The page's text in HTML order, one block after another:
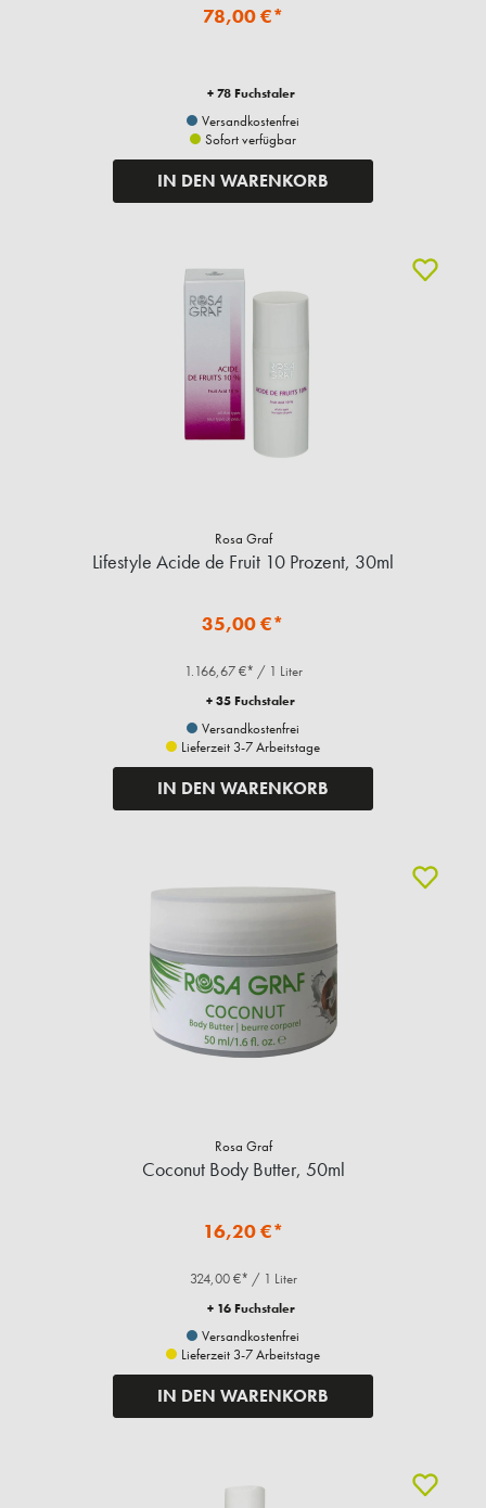
78,00 €*
+ 78 Fuchstaler
Versandkostenfrei
Sofort verfügbar
IN DEN WARENKORB
Rosa Graf
Lifestyle Acide de Fruit 10 Prozent, 30ml
35,00 €*
1.166,67 €* / 1 Liter
+ 35 Fuchstaler
Versandkostenfrei
Lieferzeit 3-7 Arbeitstage
IN DEN WARENKORB
Rosa Graf
Coconut Body Butter, 50ml
16,20 €*
324,00 €* / 1 Liter
+ 16 Fuchstaler
Versandkostenfrei
Lieferzeit 3-7 Arbeitstage
IN DEN WARENKORB